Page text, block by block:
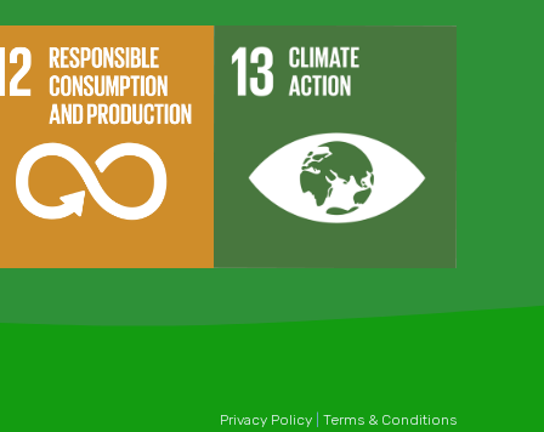
Privacy Policy| Terms & Conditions